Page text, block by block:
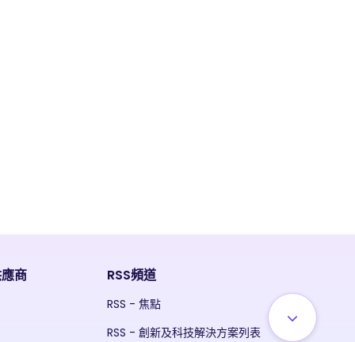
商 RSS頻道
RSS - 焦點
RSS - 創新及科技解決方案列表